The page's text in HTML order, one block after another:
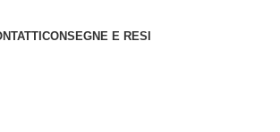
CONSEGNE E RESI